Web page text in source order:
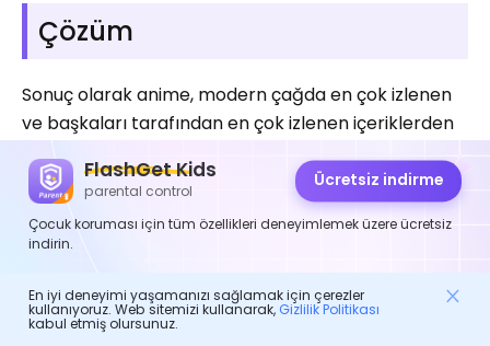
Çözüm
Sonuç olarak anime, modern çağda en çok izlenen
ve başkaları tarafından en çok izlenen içeriklerden
her türlü cihaz uyumludur. Artık Crunchyroll'u
Discord'da nasıl yayınlayacağınız konusunda
netsiniz. Peki! Yani Discord'un ekran paylaşım
içeriğe bakabildiğiniz ve konuşabildiğiniz için
beğeniliyor.
FlashGet Kids
parental control
Ücretsiz indirme
Çocuk koruması için tüm özellikleri deneyimlemek üzere ücretsiz
indirin.
En iyi deneyimi yaşamanızı sağlamak için çerezler
kullanıyoruz. Web sitemizi kullanarak, Gizlilik Politikası
kabul etmiş olursunuz.